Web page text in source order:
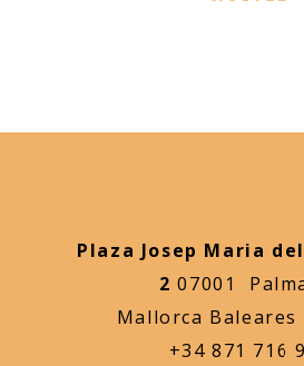
Plaza Josep Maria
2 07001
Mallorca Baleares
+34 871 716